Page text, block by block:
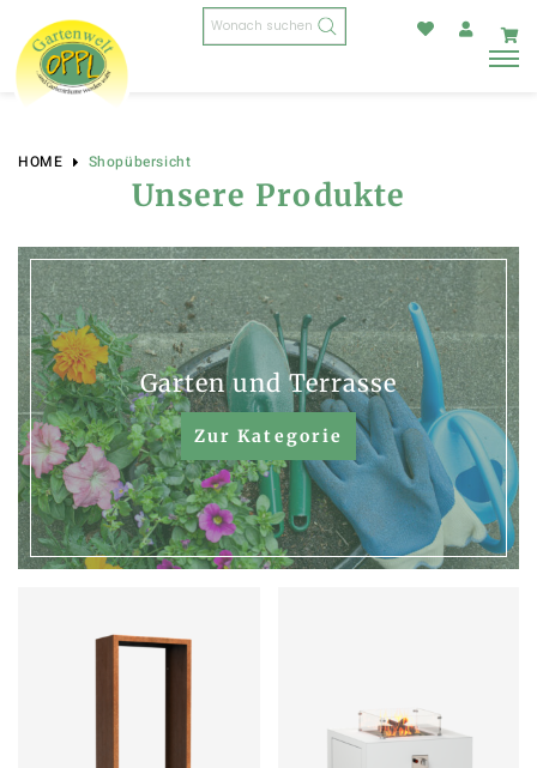
Products
search
HOME Shopübersicht
Unsere Produkte
Garten und Terrasse
Zur Kategorie